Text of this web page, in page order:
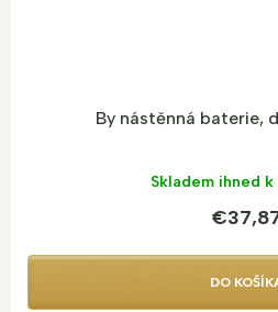
By nástěnná baterie,
Skladem ihned
DO